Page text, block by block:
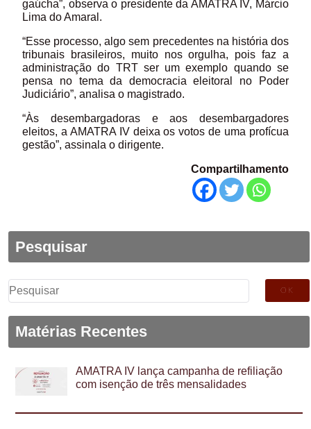
gaúcha”, observa o presidente da AMATRA IV, Márcio
Lima do Amaral.
“Esse processo, algo sem precedentes na história dos
tribunais brasileiros, muito nos orgulha, pois faz a
administração do TRT ser um exemplo quando se
pensa no tema da democracia eleitoral no Poder
Judiciário”, analisa o magistrado.
“Às desembargadoras e aos desembargadores
eleitos, a AMATRA IV deixa os votos de uma profícua
gestão”, assinala o dirigente.
Compartilhamento
Pesquisar
Pesquisar
por:
Matérias Recentes
AMATRA IV lança campanha de refiliação
com isenção de três mensalidades